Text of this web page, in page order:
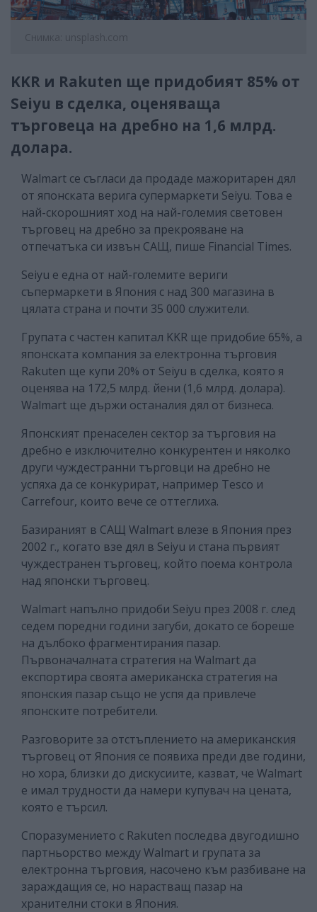
Снимка: unsplash.com
KKR и Rakuten ще придобият 85% от
Seiyu в сделка, оценяваща
търговеца на дребно на 1,6 млрд.
долара.
Walmart се съгласи да продаде мажоритарен дял
от японската верига супермаркети Seiyu. Това е
най-скорошният ход на най-големия световен
търговец на дребно за прекрояване на
отпечатъка си извън САЩ, пише Financial Times.
Seiyu е една от най-големите вериги
съпермаркети в Япония с над 300 магазина в
цялата страна и почти 35 000 служители.
Групата с частен капитал KKR ще придобие 65%, а
японската компания за електронна търговия
Rakuten ще купи 20% от Seiyu в сделка, която я
оценява на 172,5 млрд. йени (1,6 млрд. долара).
Walmart ще държи останалия дял от бизнеса.
Японският пренаселен сектор за търговия на
дребно е изключително конкурентен и няколко
други чуждестранни търговци на дребно не
успяха да се конкурират, например Tesco и
Carrefour, които вече се оттеглиха.
Базираният в САЩ Walmart влезе в Япония през
2002 г., когато взе дял в Seiyu и стана първият
чуждестранен търговец, който поема контрола
над японски търговец.
Walmart напълно придоби Seiyu през 2008 г. след
седем поредни години загуби, докато се бореше
на дълбоко фрагментирания пазар.
Първоначалната стратегия на Walmart да
експортира своята американска стратегия на
японския пазар също не успя да привлече
японските потребители.
Разговорите за отстъплението на американския
търговец от Япония се появиха преди две години,
но хора, близки до дискусиите, казват, че Walmart
е имал трудности да намери купувач на цената,
която е търсил.
Споразумението с Rakuten последва двугодишно
партньорство между Walmart и групата за
електронна търговия, насочено към разбиване на
зараждащия се, но нарастващ пазар на
хранителни стоки в Япония.